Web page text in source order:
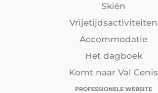
Skiën
Vrijetijdsactiviteiten
Accommodatie
Het dagboek
Komt naar Val Cenis
PROFESSIONELE WEBSITE